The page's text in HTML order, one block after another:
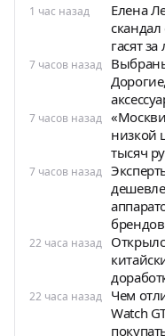
1 час назад
Елена
гасят
7 часов назад
7 часов назад
низкой
тысяч
7 часов назад
брендов
22 часа назад
22 часа назад
Чем
Watch